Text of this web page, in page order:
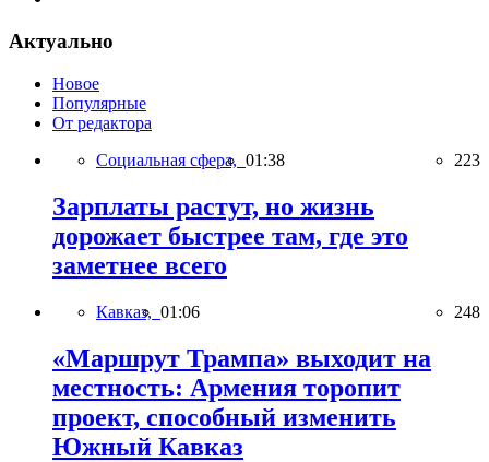
Актуально
Новое
Популярные
От редактора
Социальная сфера, 01:38 223
Зарплаты растут, но жизнь
дорожает быстрее там, где это
заметнее всего
Кавказ, 01:06 248
«Маршрут Трампа» выходит на
местность: Армения торопит
проект, способный изменить
Южный Кавказ